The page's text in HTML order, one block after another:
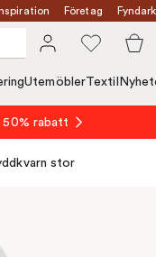
Företag
UtemöblerTextil
50% rabatt
stor